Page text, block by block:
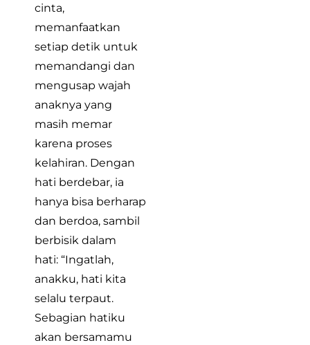
cinta,
memanfaatkan
setiap detik untuk
memandangi dan
mengusap wajah
anaknya yang
masih memar
karena proses
kelahiran. Dengan
hati berdebar, ia
hanya bisa berharap
dan berdoa, sambil
berbisik dalam
hati: “Ingatlah,
anakku, hati kita
selalu terpaut.
Sebagian hatiku
akan bersamamu